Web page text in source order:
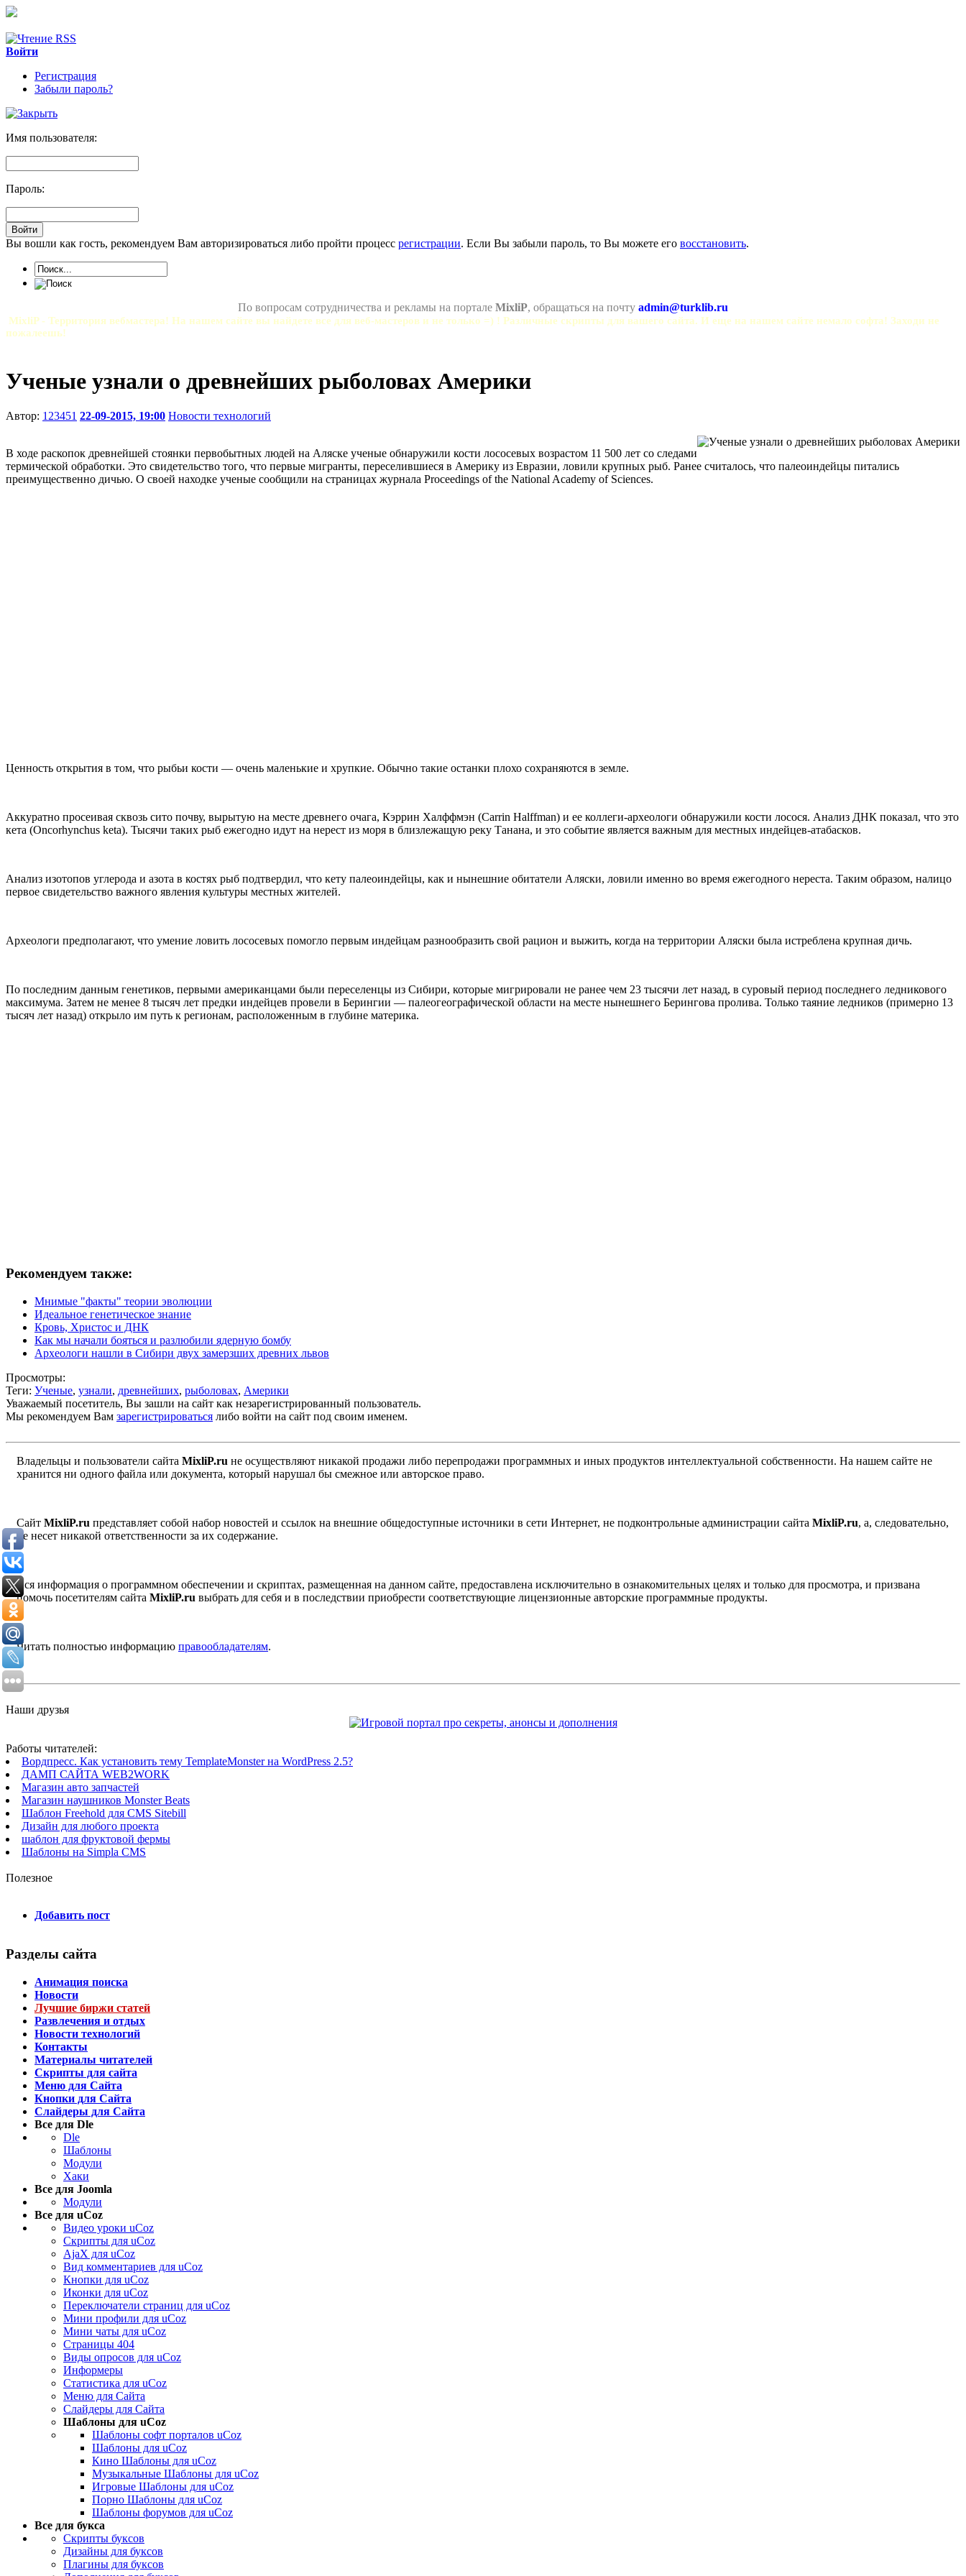
Войти
Регистрация
Забыли пароль?
Имя пользователя:
Пароль:
Вы вошли как гость, рекомендуем Вам авторизироваться либо пройти процесс регистрации. Если Вы забыли пароль, то Вы можете его восстановить.
По вопросам сотрудничества и рекламы на портале MixliP, обращаться на почту admin@turklib.ru
MixliP - Территория вебмастера! На нашем сайте вы найдете все для веб-мастеров и не только =) ! Различные скрипты для вашего сайта. И еще на нашем сайте немало софта! Заходи не
пожалеешь!
Ученые узнали о древнейших рыболовах Америки
Автор: 123451 22-09-2015, 19:00 Новости технологий
В ходе раскопок древнейшей стоянки первобытных людей на Аляске ученые обнаружили кости лососевых возрастом 11 500 лет со следами
термической обработки. Это свидетельство того, что первые мигранты, переселившиеся в Америку из Евразии, ловили крупных рыб. Ранее считалось, что палеоиндейцы питались
преимущественно дичью. О своей находке ученые сообщили на страницах журнала Proceedings of the National Academy of Sciences.
Ценность открытия в том, что рыбьи кости — очень маленькие и хрупкие. Обычно такие останки плохо сохраняются в земле.
Аккуратно просеивая сквозь сито почву, вырытую на месте древнего очага, Кэррин Халффмэн (Carrin Halffman) и ее коллеги-археологи обнаружили кости лосося. Анализ ДНК показал, что это
кета (Oncorhynchus keta). Тысячи таких рыб ежегодно идут на нерест из моря в близлежащую реку Танана, и это событие является важным для местных индейцев-атабасков.
Анализ изотопов углерода и азота в костях рыб подтвердил, что кету палеоиндейцы, как и нынешние обитатели Аляски, ловили именно во время ежегодного нереста. Таким образом, налицо
первое свидетельство важного явления культуры местных жителей.
Археологи предполагают, что умение ловить лососевых помогло первым индейцам разнообразить свой рацион и выжить, когда на территории Аляски была истреблена крупная дичь.
По последним данным генетиков, первыми американцами были переселенцы из Сибири, которые мигрировали не ранее чем 23 тысячи лет назад, в суровый период последнего ледникового
максимума. Затем не менее 8 тысяч лет предки индейцев провели в Берингии — палеогеографической области на месте нынешнего Берингова пролива. Только таяние ледников (примерно 13
тысяч лет назад) открыло им путь к регионам, расположенным в глубине материка.
Рекомендуем также:
Мнимые "факты" теории эволюции
Идеальное генетическое знание
Кровь, Христос и ДНК
Как мы начали бояться и разлюбили ядерную бомбу
Археологи нашли в Сибири двух замерзших древних львов
Просмотры:
Теги: Ученые, узнали, древнейших, рыболовах, Америки
Уважаемый посетитель, Вы зашли на сайт как незарегистрированный пользователь.
Мы рекомендуем Вам зарегистрироваться либо войти на сайт под своим именем.
Владельцы и пользователи сайта MixliP.ru не осуществляют никакой продажи либо перепродажи программных и иных продуктов интеллектуальной собственности. На нашем сайте не
хранится ни одного файла или документа, который нарушал бы смежное или авторское право.
Сайт MixliP.ru представляет собой набор новостей и ссылок на внешние общедоступные источники в сети Интернет, не подконтрольные администрации сайта MixliP.ru, а, следовательно,
не несет никакой ответственности за их содержание.
Вся информация о программном обеспечении и скриптах, размещенная на данном сайте, предоставлена исключительно в ознакомительных целях и только для просмотра, и призвана
помочь посетителям сайта MixliP.ru выбрать для себя и в последствии приобрести соответствующие лицензионные авторские программные продукты.
Читать полностью информацию правообладателям.
Наши друзья
Работы читателей:
Вордпресс. Как установить тему TemplateMonster на WordPress 2.5?
ДАМП САЙТА WEB2WORK
Магазин авто запчастей
Магазин наушников Monster Beats
Шаблон Freehold для CMS Sitebill
Дизайн для любого проекта
шаблон для фруктовой фермы
Шаблоны на Simpla CMS
Полезное
Добавить пост
Разделы сайта
Анимация поиска
Новости
Лучшие биржи статей
Развлечения и отдых
Новости технологий
Контакты
Материалы читателей
Скрипты для сайта
Меню для Сайта
Кнопки для Сайта
Слайдеры для Сайта
Все для Dle
Dle
Шаблоны
Модули
Хаки
Все для Joomla
Модули
Все для uCoz
Видео уроки uCoz
Скрипты для uCoz
AjaX для uCoz
Вид комментариев для uCoz
Кнопки для uCoz
Иконки для uCoz
Переключатели страниц для uCoz
Мини профили для uCoz
Мини чаты для uCoz
Страницы 404
Виды опросов для uCoz
Информеры
Статистика для uCoz
Меню для Сайта
Слайдеры для Сайта
Шаблоны для uCoz
Шаблоны софт порталов uCoz
Шаблоны для uCoz
Кино Шаблоны для uCoz
Музыкальные Шаблоны для uCoz
Игровые Шаблоны для uCoz
Порно Шаблоны для uCoz
Шаблоны форумов для uCoz
Все для букса
Скрипты буксов
Дизайны для буксов
Плагины для буксов